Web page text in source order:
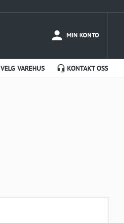
MIN KONTO
VELG VAREHUS KONTAKT OSS